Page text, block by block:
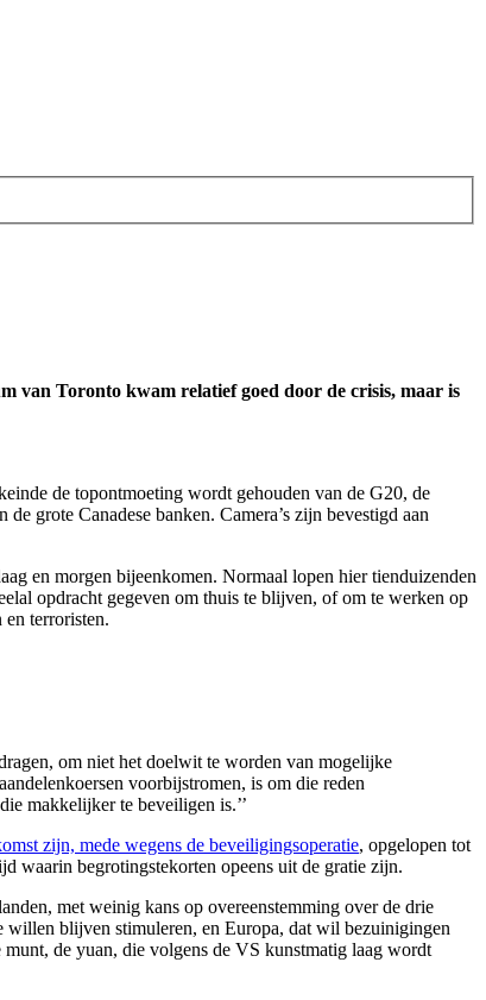
van Toronto kwam relatief goed door de crisis, maar is
de topontmoeting wordt gehouden van de G20, de
grote Canadese banken. Camera’s zijn bevestigd aan
en morgen bijeenkomen. Normaal lopen hier tienduizenden
opdracht gegeven om thuis te blijven, of om te werken op
terroristen.
om niet het doelwit te worden van mogelijke
voorbijstromen, is om die reden
makkelijker te beveiligen is.’’
zijn, mede wegens de beveiligingsoperatie, opgelopen tot
waarin begrotingstekorten opeens uit de gratie zijn.
met weinig kans op overeenstemming over de drie
willen blijven stimuleren, en Europa, dat wil bezuinigingen
de yuan, die volgens de VS kunstmatig laag wordt